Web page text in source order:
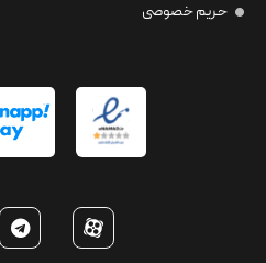
حریم خصوصی